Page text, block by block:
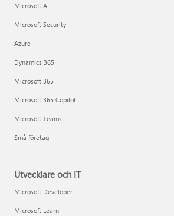
Microsoft AI
Microsoft Security
Azure
Dynamics 365
Microsoft 365
Microsoft 365 Copilot
Microsoft Teams
Små företag
Utvecklare och IT
Microsoft Developer
Microsoft Learn